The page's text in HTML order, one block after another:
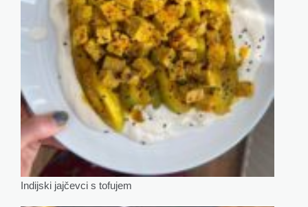
Indijski jajčevci s tofujem